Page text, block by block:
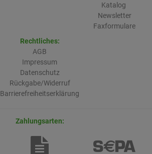
Katalog
Newsletter
Faxformulare
Rechtliches:
AGB
Impressum
Datenschutz
Rückgabe/Widerruf
Barrierefreiheitserklärung
Zahlungsarten: